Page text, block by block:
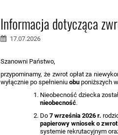
Informacja dotycząca
17.07.2026
Szanowni Państwo,
przypominamy, że zwrot opłat za
wyłącznie po spełnieniuobu poniższych
Nieobecność dziecka
nieobecność.
Do7 września 2026 r.
papierowy wniosek o
systemie rekrutacyjnym